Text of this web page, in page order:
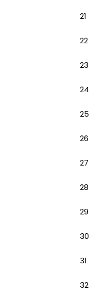
21
22
23
24
25
26
27
28
29
30
31
32